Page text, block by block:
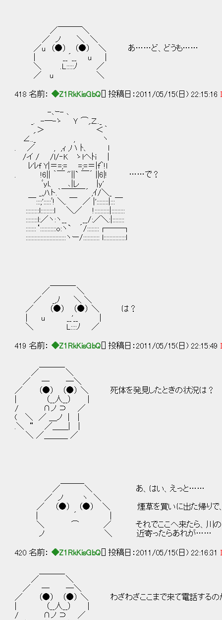
／￣￣￣＼
／ ノ ＼ ＼
／u （●） （●） ＼ あ……ど、どうも……
| __´__ u |
＼ .L:::::ﾉ ／
／ u ＼
418 名前： ◆Z1RkKisGbQ [] 投稿日：2011/05/15(日) 22:15:16
-､ｰ- ､
_. -─-ゝ Ｙ ⌒,.Ｚ.._
,.＞ ＜｀
∠.._ , ヽ
. ／ , ,ｨ ,ハ ﾄ、 l
/イ / /l/‐K ゝlへﾄi |
ﾚ'ﾚf Y|＝=;= =;=＝|f＾!l
. !6|| ｀￣ "||` ￣´ ||6|! ……で？
ﾞyl、 ､|レ |y'
_,,ﾊ.ト.｀￣￣￣´ ,ｲ/＼_
￣:::;':::::ﾞ! ＼. ￣ ／ |'::::::::|:::￣
:::::::::l:::::::::l ＼／ !::::::::::|:::::::::
::::::::l:／ヽ:ヽ__ __/:／＼:|::::::::
:::::::‘:::::::::::o:ヽ` ´/::::::::┌──┐
:::::::::::::::::::::::::::ヽー/::::::::::: l:::::::::::::::l
／ ＼
／ _,ﾉ ＼ ＼
／ （●） （●） ＼ は？
| u __'__ |
＼ L::::ﾉ ／
419 名前： ◆Z1RkKisGbQ [] 投稿日：2011/05/15(日) 22:15:49
／ ＼
／ ─ ─＼
／ （●） （●） ＼ 死体を発見したときの状況は？
| （__人__） |
/ ∩ノ ⊃ ／
( ＼ ／ ＿ノ | |
.＼ “ ／＿＿| |
＼ ／＿＿＿ ／
／ ＼ あ、はい、えっと……
／ ノ ヽ ＼
／ （●） （●） ＼ 煙草を買いに出た帰りで、友
＼ ⌒ ／ それでここへ来たら、川の中に腕
ノ ＼ 近寄ったらあれが……
420 名前： ◆Z1RkKisGbQ [] 投稿日：2011/05/15(日) 22:16:31
／ ＼
／ ─ ─＼
／ （●） （●） ＼ わざわざここまで来て電話するの
| （__人__） |
/ ∩ノ ⊃ ／